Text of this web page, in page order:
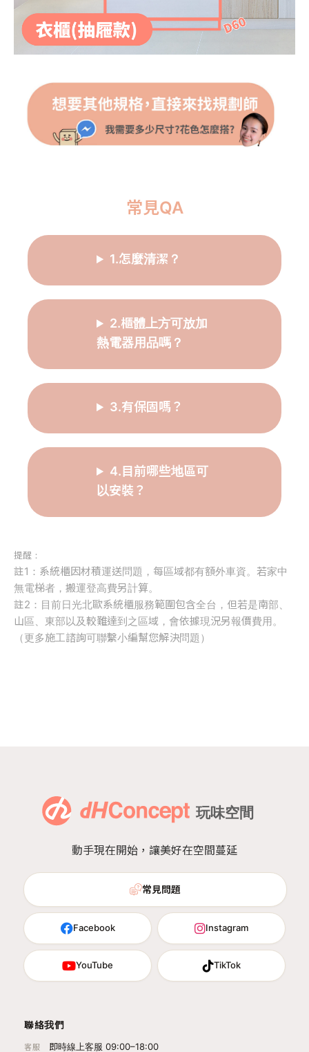
常見QA
1.怎麼清潔？
2.櫃體上方可放加
熱電器用品嗎？
3.有保固嗎？
4.目前哪些地區可
以安裝？
提醒：
註1：系統櫃因材積運送問題，每區域都有額外車資。若家中
無電梯者，搬運登高費另計算。
註2：目前日光北歐系統櫃服務範圍包含全台，但若是南部、
山區、東部以及較難達到之區域，會依據現況另報價費用。
（更多施工諮詢可聯繫小編幫您解決問題）
動手現在開始，讓美好在空間蔓延
常見問題
Facebook Instagram
YouTube TikTok
聯絡我們
客服 即時線上客服 09:00–18:00